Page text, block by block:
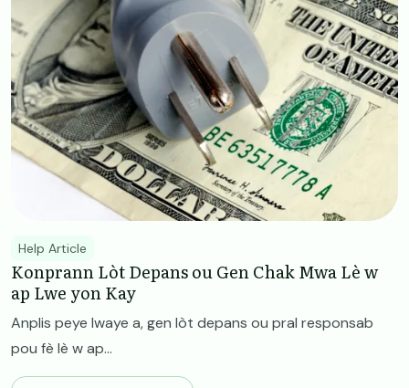
Help Article
Konprann Lòt Depans ou Gen Chak Mwa Lè w
ap Lwe yon Kay
Anplis peye lwaye a, gen lòt depans ou pral responsab
pou fè lè w ap...